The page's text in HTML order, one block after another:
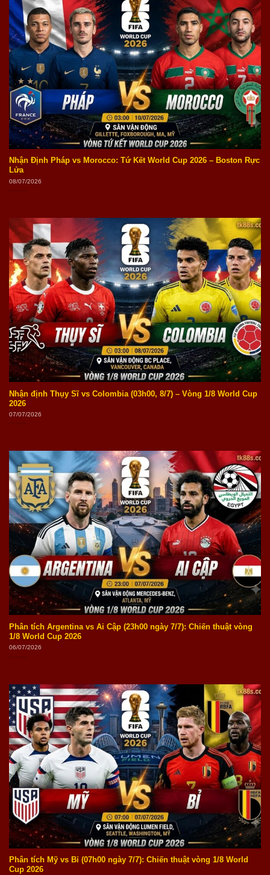
Nhận Định Pháp vs Morocco: Tứ Kết World Cup 2026 – Boston Rực
Lửa
08/07/2026
Nhận định Thụy Sĩ vs Colombia (03h00, 8/7) – Vòng 1/8 World Cup
2026
07/07/2026
Phân tích Argentina vs Ai Cập (23h00 ngày 7/7): Chiến thuật vòng
1/8 World Cup 2026
06/07/2026
Phân tích Mỹ vs Bỉ (07h00 ngày 7/7): Chiến thuật vòng 1/8 World
Cup 2026